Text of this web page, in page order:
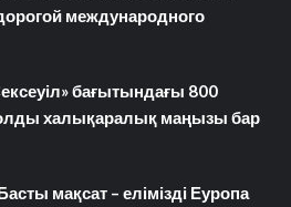
международного
бағытындағы 800
халықаралық маңызы бар
мақсат – елімізді Еуропа